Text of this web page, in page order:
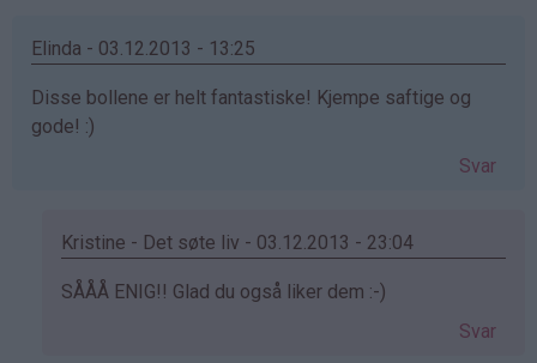
Elinda - 03.12.2013 - 13:25
Disse bollene er helt fantastiske! Kjempe saftige og
gode! :)
Svar
Kristine - Det søte liv - 03.12.2013 - 23:04
Som
SÅÅÅ ENIG!! Glad du også liker dem :-)
Svar